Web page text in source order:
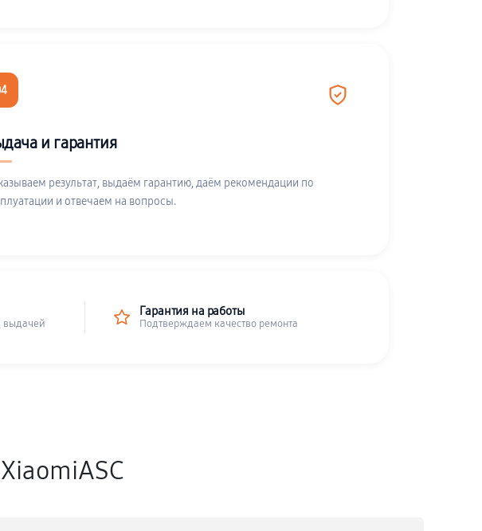
и гарантия
результат, выдаём гарантию, даём рекомендации по
и отвечаем на вопросы.
выдачей
Гарантия на работы
Подтверждаем качество ремонта